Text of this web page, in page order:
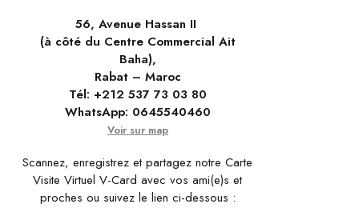
56, Avenue Hassan II
(à côté du Centre Commercial Ait
Baha),
Rabat – Maroc
Tél: +212 537 73 03 80
WhatsApp: 0645540460
Voir sur map
Scannez, enregistrez et partagez notre Carte
Visite Virtuel V-Card avec vos ami(e)s et
proches ou suivez le lien ci-dessous :